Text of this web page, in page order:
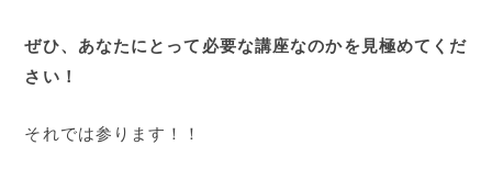
ぜひ、あなたにとって必要な講座なのかを見極めてくだ
さい！
それでは参ります！！